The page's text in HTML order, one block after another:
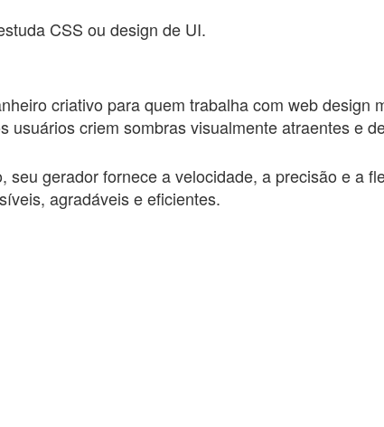
CSS ou design de UI.
criativo para quem trabalha com web design
criem sombras visualmente atraentes e
gerador fornece a velocidade, a precisão e a
agradáveis e eficientes.